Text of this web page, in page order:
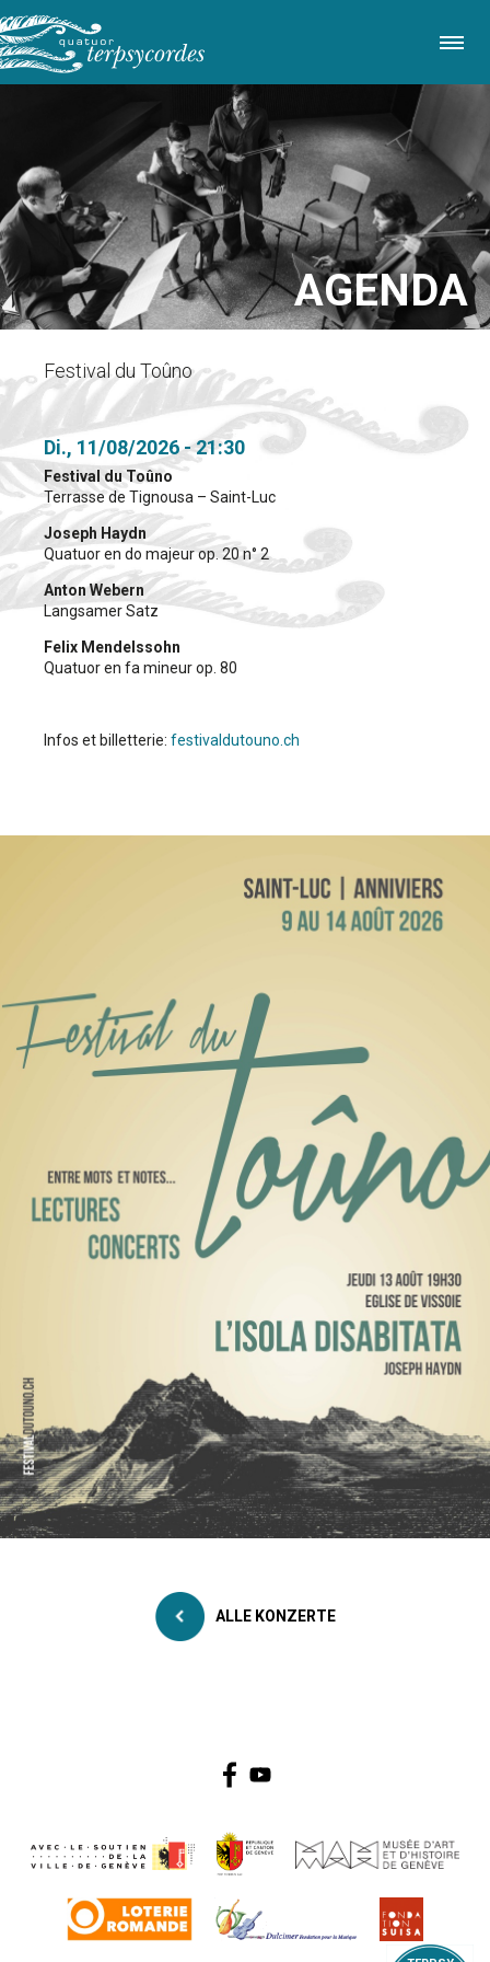
zum
Inhalt
AGENDA
Festival du Toûno
Di., 11/08/2026 - 21:30
Festival du Toûno
Terrasse de Tignousa – Saint-Luc
Joseph Haydn
Quatuor en do majeur op. 20 n° 2
Anton Webern
Langsamer Satz
Felix Mendelssohn
Quatuor en fa mineur op. 80
Infos et billetterie: festivaldutouno.ch
ALLE KONZERTE